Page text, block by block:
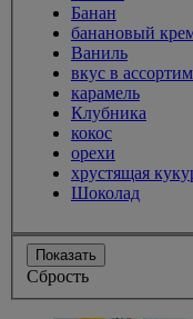
Банан
банановый
Ваниль
вкус в
карамель
Клубника
кокос
орехи
хрустящая
Шоколад
Показать
Сбрость